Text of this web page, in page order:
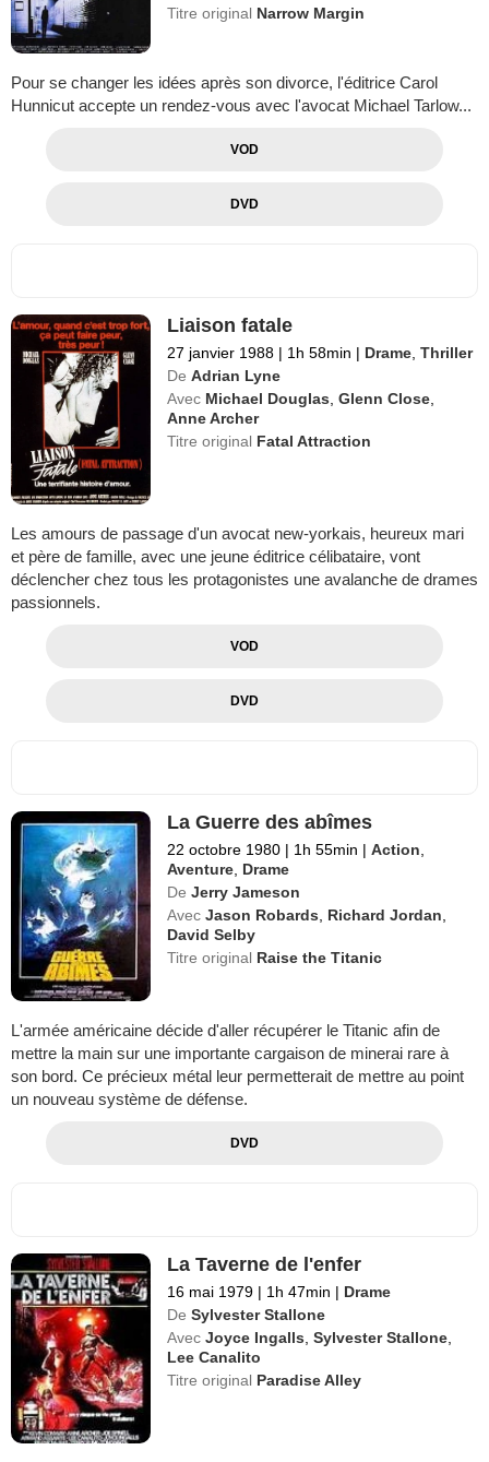
Titre original Narrow Margin
Pour se changer les idées après son divorce, l'éditrice Carol
Hunnicut accepte un rendez-vous avec l'avocat Michael Tarlow...
VOD
DVD
Liaison fatale
27 janvier 1988 | 1h 58min | Drame ,Thriller
De Adrian Lyne
Avec Michael Douglas ,Glenn Close
Anne Archer
Titre original Fatal Attraction
Les amours de passage d'un avocat new-yorkais, heureux mari
et père de famille, avec une jeune éditrice célibataire, vont
déclencher chez tous les protagonistes une avalanche de drames
passionnels.
VOD
DVD
La Guerre des abîmes
22 octobre 1980 | 1h 55min | Action
Aventure Drame
De Jerry Jameson
Avec Jason Robards Richard Jordan
David Selby
Titre original Raise the Titanic
L'armée américaine décide d'aller récupérer le Titanic afin de
mettre la main sur une importante cargaison de minerai rare à
son bord. Ce précieux métal leur permetterait de mettre au point
un nouveau système de défense.
DVD
La Taverne de l'enfer
16 mai 1979 | 1h 47min | Drame
De Sylvester Stallone
Avec Joyce Ingalls ,Sylvester Stallone
Lee Canalito
Titre original Paradise Alley